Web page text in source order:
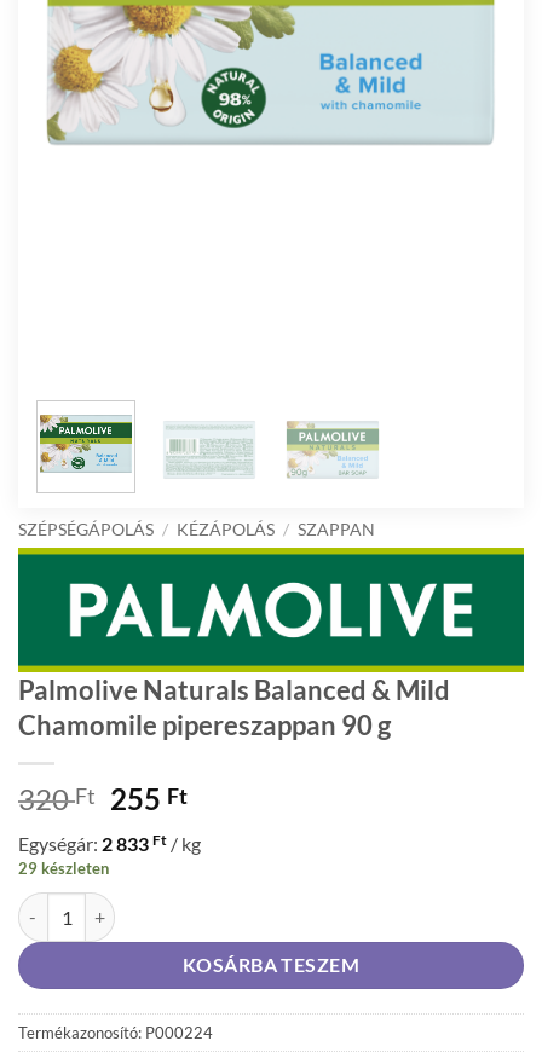
SZÉPSÉGÁPOLÁS / KÉZÁPOLÁS / SZAPPAN
Palmolive Naturals Balanced & Mild
Chamomile pipereszappan 90 g
320Ft
Original
was:
255 FtCurrent
is:
Egységár: 2 833 Ft / kg
29 készleten
Palmolive Naturals Balanced & Mild Chamomile pipereszappan 90 g
KOSÁRBA TESZEM
Termékazonosító: P000224